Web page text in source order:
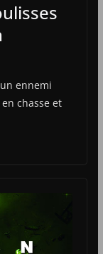
ennemi
chasse et